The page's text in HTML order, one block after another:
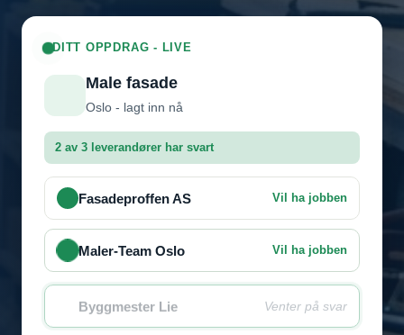
DITT OPPDRAG - LIVE
Male fasade
Oslo - lagt inn nå
2 av 3 leverandører har svart
Fasadeproffen AS Vil ha jobben
Maler-Team Oslo Vil ha jobben
Byggmester Lie Venter på svar